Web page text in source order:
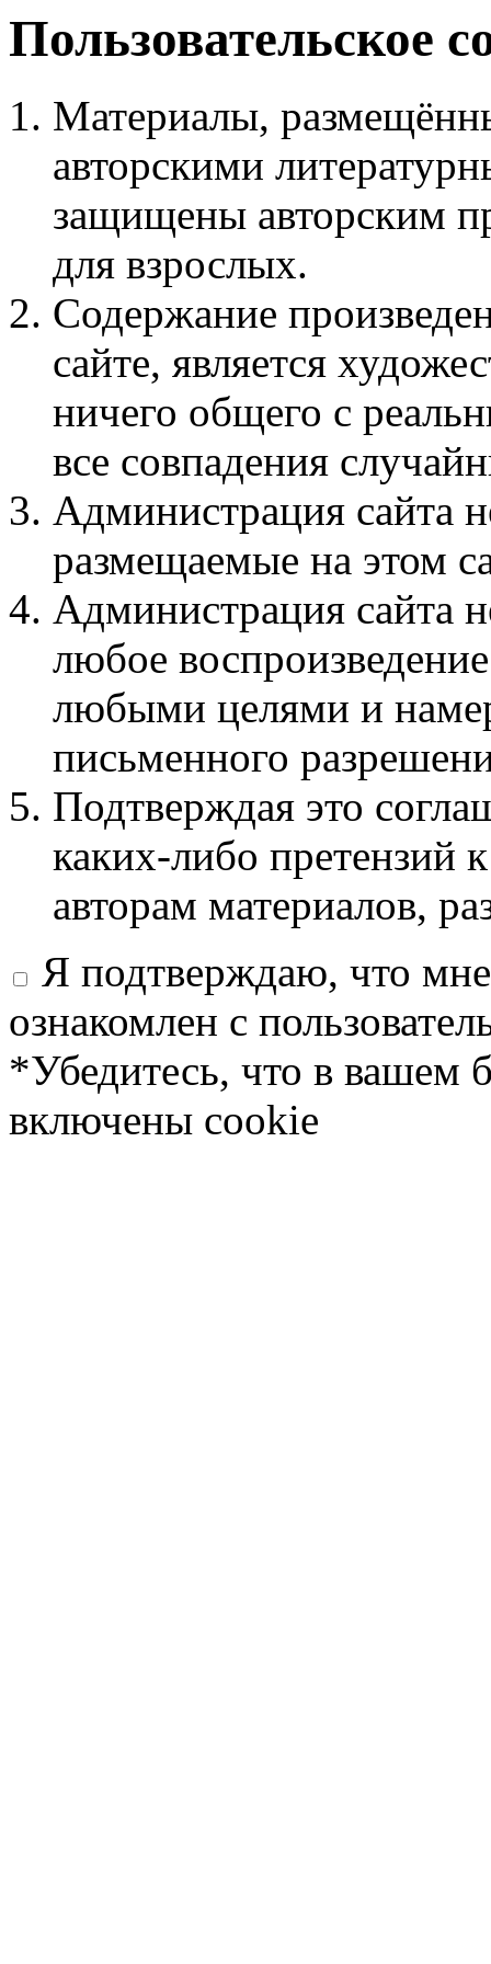
Пользовательское
Материалы,
авторскими
защищены авторским
для взрослых.
Содержание
сайте, является
ничего общего с
все совпадения
Администрация сайта
размещаемые на этом
Администрация сайта
любое
любыми целями и
письменного
Подтверждая это
каких-либо претензий
авторам материалов,
Я подтверждаю, что
ознакомлен с
*Убедитесь, что в вашем
включены cookie